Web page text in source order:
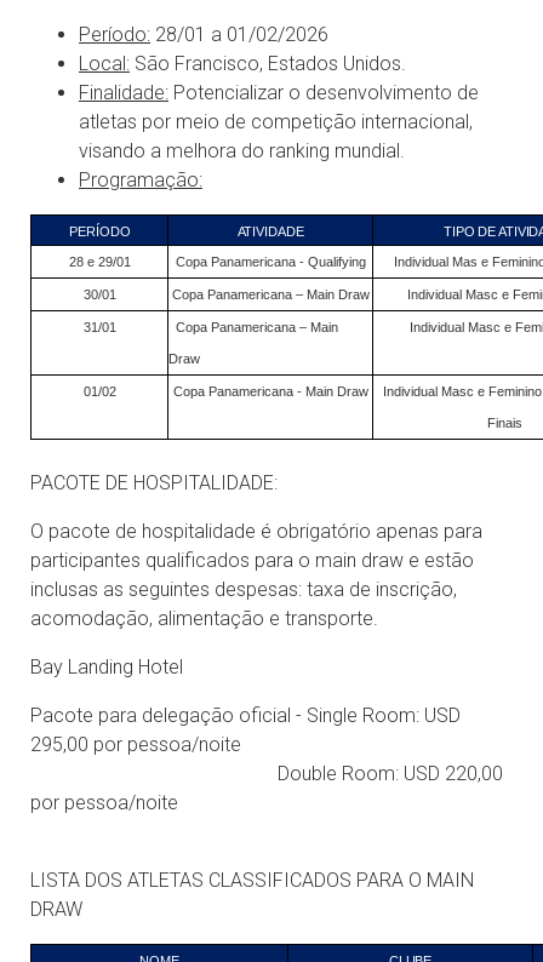
Período: 28/01 a 01/02/2026
Local: São Francisco, Estados Unidos.
Finalidade: Potencializar o desenvolvimento de
atletas por meio de competição internacional,
visando a melhora do ranking mundial.
Programação:
PERÍODO ATIVIDADE TIPO DE
28 e 29/01 Copa Panamericana - Qualifying Individual Mas e
30/01 Copa Panamericana – Main Draw Individual Masc e
31/01 Copa Panamericana – Main
Draw
Individual Masc e
01/02 Copa Panamericana - Main Draw Individual Masc e
Finais
PACOTE DE HOSPITALIDADE:
O pacote de hospitalidade é obrigatório apenas para
participantes qualificados para o main draw e estão
inclusas as seguintes despesas: taxa de inscrição,
acomodação, alimentação e transporte.
Bay Landing Hotel
Pacote para delegação oficial - Single Room: USD
295,00 por pessoa/noite
Double Room: USD 220,00
por pessoa/noite
LISTA DOS ATLETAS CLASSIFICADOS PARA O MAIN
DRAW